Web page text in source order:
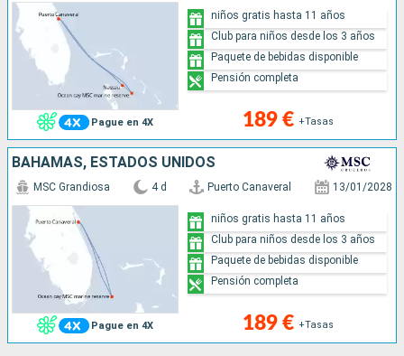
Pague en 4X 189 € +Tasas
niños gratis hasta 11 años
Club para niños desde los 3 años
Paquete de bebidas disponible
Pensión completa
BAHAMAS, ESTADOS UNIDOS
Pague en 4X
MSC Grandiosa 4 d Puerto Canaveral 13/01/2028
189 € +Tasas
niños gratis hasta 11 años
Club para niños desde los 3 años
Paquete de bebidas disponible
Pensión completa